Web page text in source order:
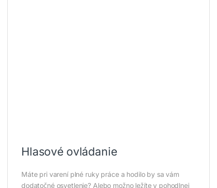
Hlasové ovládanie
Máte pri varení plné ruky práce a hodilo by sa vám
dodatočné osvetlenie? Alebo možno ležíte v pohodlnej